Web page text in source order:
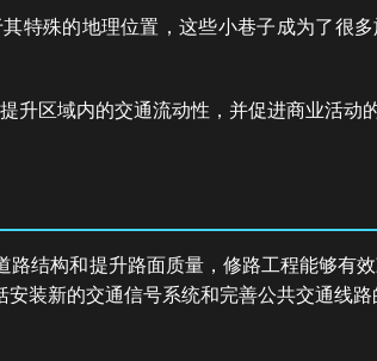
特殊的地理位置，这些小巷子成为了很
区域内的交通流动性，并促进商业活动的
结构和提升路面质量，修路工程能够有
装新的交通信号系统和完善公共交通线路